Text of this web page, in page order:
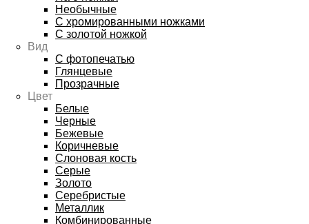
Необычные
С хромированными ножками
С золотой ножкой
Вид
С фотопечатью
Глянцевые
Прозрачные
Цвет
Белые
Черные
Бежевые
Коричневые
Слоновая кость
Серые
Золото
Серебристые
Металлик
Комбинированные